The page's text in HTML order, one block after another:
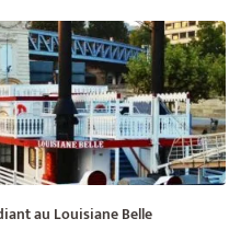
au Louisiane Belle